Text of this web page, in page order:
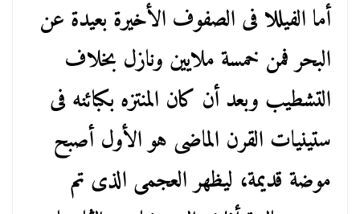
أما الفيللا فى الصفوف الأخيرة بعيدة عن
البحر فمن خمسة ملايين ونازل بخلاف
التشطيب وبعد أن كان المنتزه بكبائنه فى
ستينيات القرن الماضى هو الأول أصبح
موضة قديمة، ليظهر العجمى الذى تم